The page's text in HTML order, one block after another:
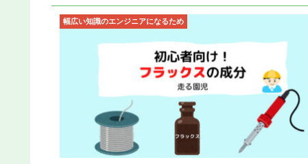
幅広い知識のエンジニアになるため